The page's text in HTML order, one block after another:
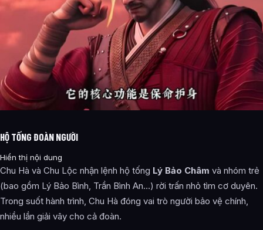
HỘ TỐNG ĐOÀN NGƯỜI
Hiển thị nội dung
Chu Hà và Chu Lộc nhận lệnh hộ tống Lý Bảo Châm và nhóm trẻ
(bao gồm Lý Bảo Bình, Trần Bình An…) rời trấn nhỏ tìm cơ duyên.
Trong suốt hành trình, Chu Hà đóng vai trò người bảo vệ chính,
nhiều lần giải vây cho cả đoàn.